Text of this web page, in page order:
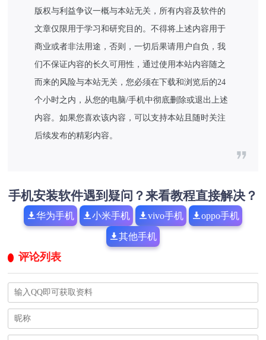
版权与利益争议一概与本站无关，所有内容及软件的
文章仅限用于学习和研究目的。不得将上述内容用于
商业或者非法用途，否则，一切后果请用户自负，我
们不保证内容的长久可用性，通过使用本站内容随之
而来的风险与本站无关，您必须在下载和浏览后的24
个小时之内，从您的电脑/手机中彻底删除或退出上述
内容。如果您喜欢该内容，可以支持本站且随时关注
后续发布的精彩内容。
手机安装软件遇到疑问？来看教程直接解决？
华为手机 小米手机 vivo手机 oppo手机
其他手机
评论列表